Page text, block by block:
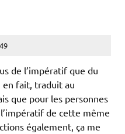
de l’impératif que du
en fait, traduit au
que pour les personnes
de cette même
également, ça me